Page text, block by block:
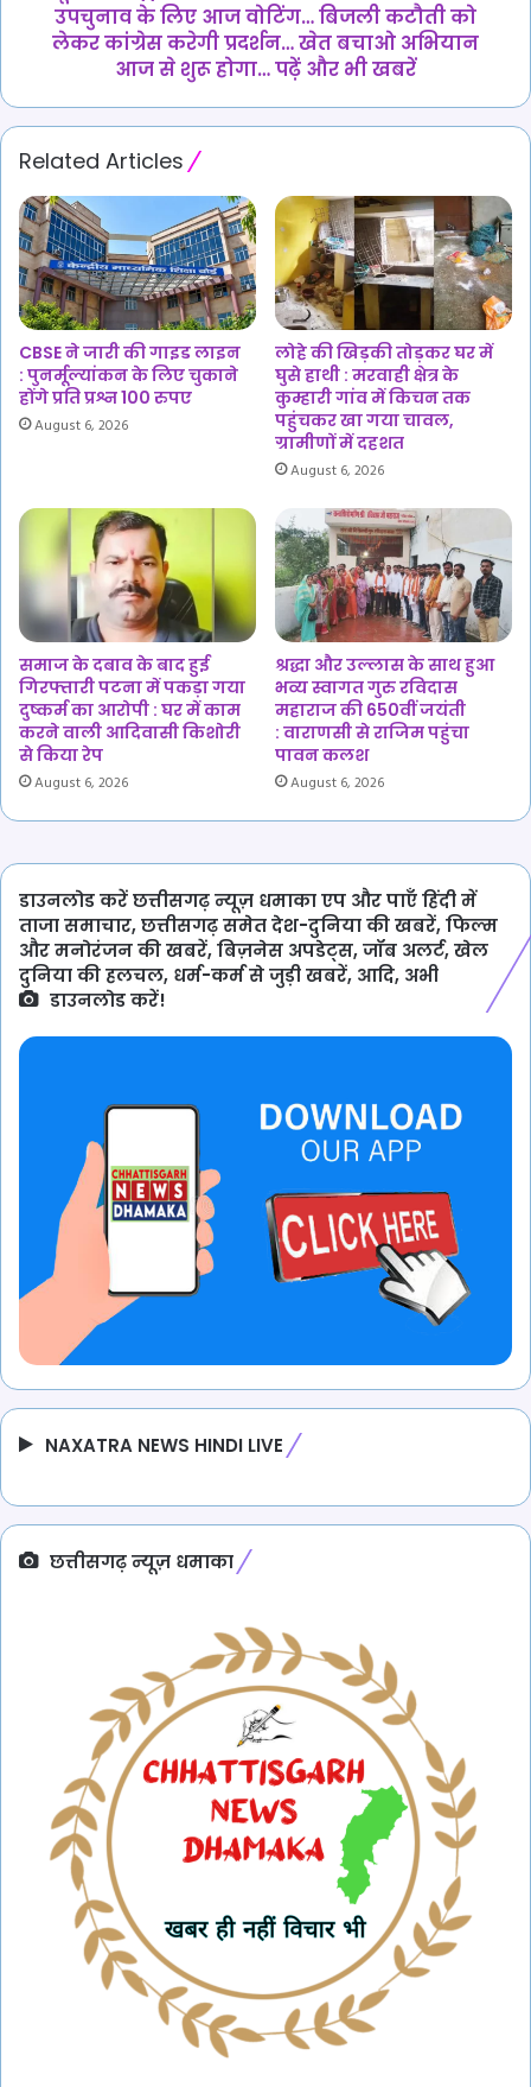
बिजली
को
कांग्रेस
करेगी
प्रदर्शन… खेत
बचाओ
अभियान
आज
से
शुरू
होगा…
पढ़ें
खबरें
उपचुनाव के लिए आज वोटिंग… बिजली कटौती को
लेकर कांग्रेस करेगी प्रदर्शन… खेत बचाओ अभियान
आज से शुरू होगा… पढ़ें और भी खबरें
Related Articles
CBSE ने जारी की गाइड लाइन
: पुनर्मूल्यांकन के लिए चुकाने
होंगे प्रति प्रश्न 100 रुपए
August 6, 2026
लोहे की खिड़की तोड़कर घर में
घुसे हाथी : मरवाही क्षेत्र के
कुम्हारी गांव में किचन तक
पहुंचकर खा गया चावल,
ग्रामीणों में दहशत
August 6, 2026
समाज के दबाव के बाद हुई
गिरफ्तारी पटना में पकड़ा गया
दुष्कर्म का आरोपी : घर में काम
करने वाली आदिवासी किशोरी
से किया रेप
August 6, 2026
श्रद्धा और उल्लास के साथ हुआ
भव्य स्वागत गुरु रविदास
महाराज की 650वीं जयंती
: वाराणसी से राजिम पहुंचा
पावन कलश
August 6, 2026
डाउनलोड करें छत्तीसगढ़ न्यूज़ धमाका एप और पाएँ हिंदी में
ताजा समाचार, छत्तीसगढ़ समेत देश-दुनिया की खबरें, फिल्म
और मनोरंजन की खबरें, बिज़नेस अपडेट्स, जॉब अलर्ट, खेल
दुनिया की हलचल, धर्म-कर्म से जुड़ी खबरें, आदि, अभी
डाउनलोड करें!
NAXATRA NEWS HINDI LIVE
छत्तीसगढ़ न्यूज़ धमाका